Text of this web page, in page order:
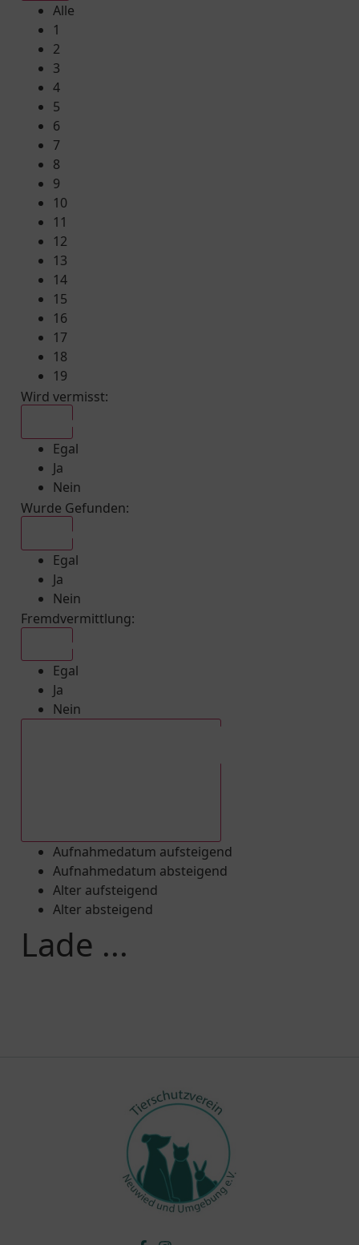
Alle
1
2
3
4
5
6
7
8
9
10
11
12
13
14
15
16
17
18
19
Wird vermisst:
Egal
Ja
Nein
Wurde Gefunden:
Egal
Ja
Nein
Fremdvermittlung:
Egal
Ja
Nein
Aufnahmedatum aufsteigend
Aufnahmedatum absteigend
Alter aufsteigend
Alter absteigend
Lade ...